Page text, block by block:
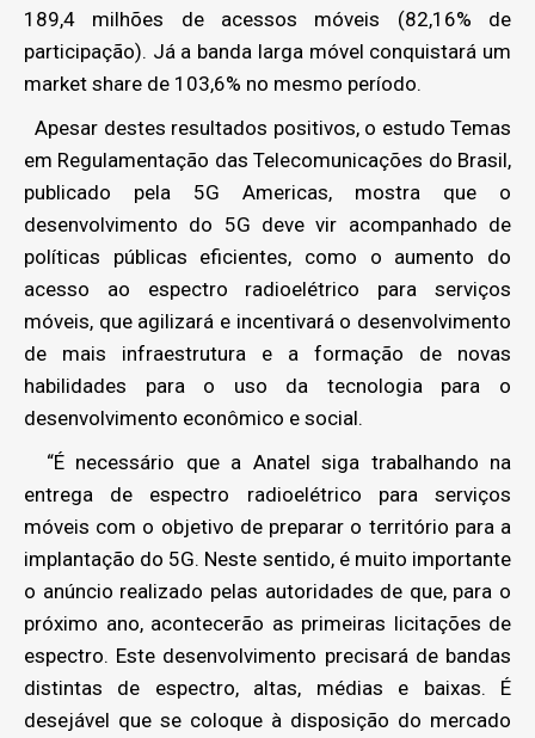
189,4 milhões de acessos móveis (82,16% de
participação). Já a banda larga móvel conquistará um
market share de 103,6% no mesmo período.
Apesar destes resultados positivos, o estudo Temas
em Regulamentação das Telecomunicações do Brasil,
publicado pela 5G Americas, mostra que o
desenvolvimento do 5G deve vir acompanhado de
políticas públicas eficientes, como o aumento do
acesso ao espectro radioelétrico para serviços
móveis, que agilizará e incentivará o desenvolvimento
de mais infraestrutura e a formação de novas
habilidades para o uso da tecnologia para o
desenvolvimento econômico e social.
“É necessário que a Anatel siga trabalhando na
entrega de espectro radioelétrico para serviços
móveis com o objetivo de preparar o território para a
implantação do 5G. Neste sentido, é muito importante
o anúncio realizado pelas autoridades de que, para o
próximo ano, acontecerão as primeiras licitações de
espectro. Este desenvolvimento precisará de bandas
distintas de espectro, altas, médias e baixas. É
desejável que se coloque à disposição do mercado